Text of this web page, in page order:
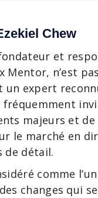
Chew
et
Mentor, n’est
un expert
majeurs et
le marché en
de détail.
comme
changes qui